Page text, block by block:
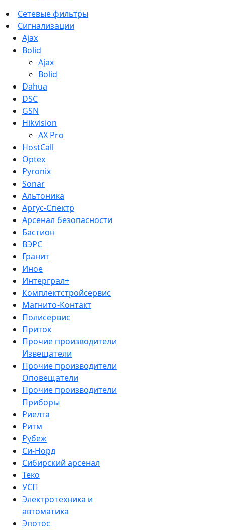
Сетевые фильтры
Сигнализации
Ajax
Bolid
Ajax
Bolid
Dahua
DSC
GSN
Hikvision
AX Pro
HostCall
Optex
Pyronix
Sonar
Альтоника
Аргус-Спектр
Арсенал безопасности
Бастион
ВЭРС
Гранит
Иное
Интерграл+
Комплектстройсервис
Магнито-Контакт
Полисервис
Приток
Прочие производители
Извещатели
Прочие производители
Оповещатели
Прочие производители
Приборы
Риелта
Ритм
Рубеж
Си-Норд
Сибирский арсенал
Теко
УСП
Электротехника и
автоматика
Эпотос